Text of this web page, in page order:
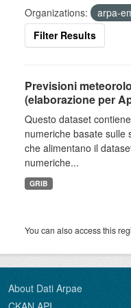
Organizations:
arpa-
Filter Results
Previsioni
(elaborazione per
Questo dataset
numeriche basate sulle
che alimentano il
numeriche...
GRIB
You can also access this
About Dati Arpae